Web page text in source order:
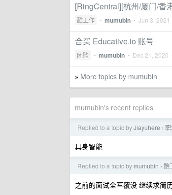
[RingCentral][杭州/厦门/香
酷工作 • mumubin • Jun 3, 2021
合买 Educative.io 账号
团购 • mumubin • Dec 21, 2020
» More topics by mumubin
mumubin's recent replies
Replied to a topic byJiayuhere ›
具身智能
Replied to a topic by mumubin › 酷
之前的面试全军覆没 继续求简